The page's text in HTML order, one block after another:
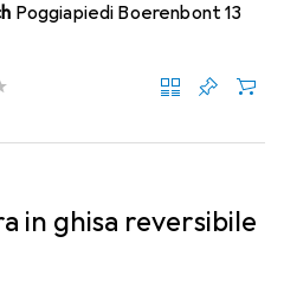
Poggiapiedi Boerenbont 13
in ghisa reversibile